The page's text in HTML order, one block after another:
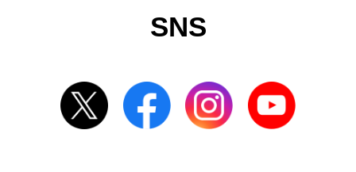
SNS